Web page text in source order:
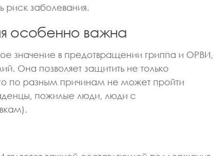
риск заболевания.
особенно важна
значение в предотвращении гриппа и ОРВИ,
Она позволяет защитить не только
по разным причинам не может пройти
пожилые люди, люди с